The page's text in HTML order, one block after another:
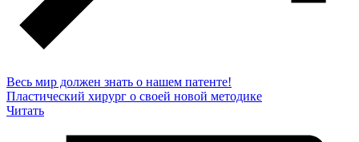
Весь мир должен знать о нашем патенте!
Пластический хирург о своей новой методике
Читать